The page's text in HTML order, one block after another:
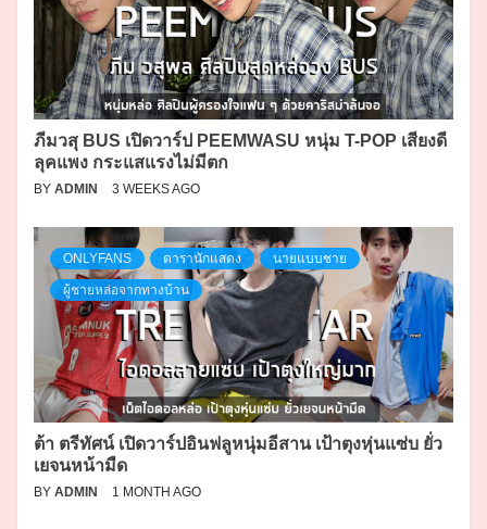
ภีมวสุ BUS เปิดวาร์ป PEEMWASU หนุ่ม T-POP เสียงดี
ลุคแพง กระแสแรงไม่มีตก
BY ADMIN 3 WEEKS AGO
ONLYFANS ดารานักแสดง นายแบบชาย
ผู้ชายหล่อจากทางบ้าน
ต้า ตรีทัศน์ เปิดวาร์ปอินฟลูหนุ่มอีสาน เป้าตุงหุ่นแซ่บ ยั่ว
เยจนหน้ามืด
BY ADMIN 1 MONTH AGO